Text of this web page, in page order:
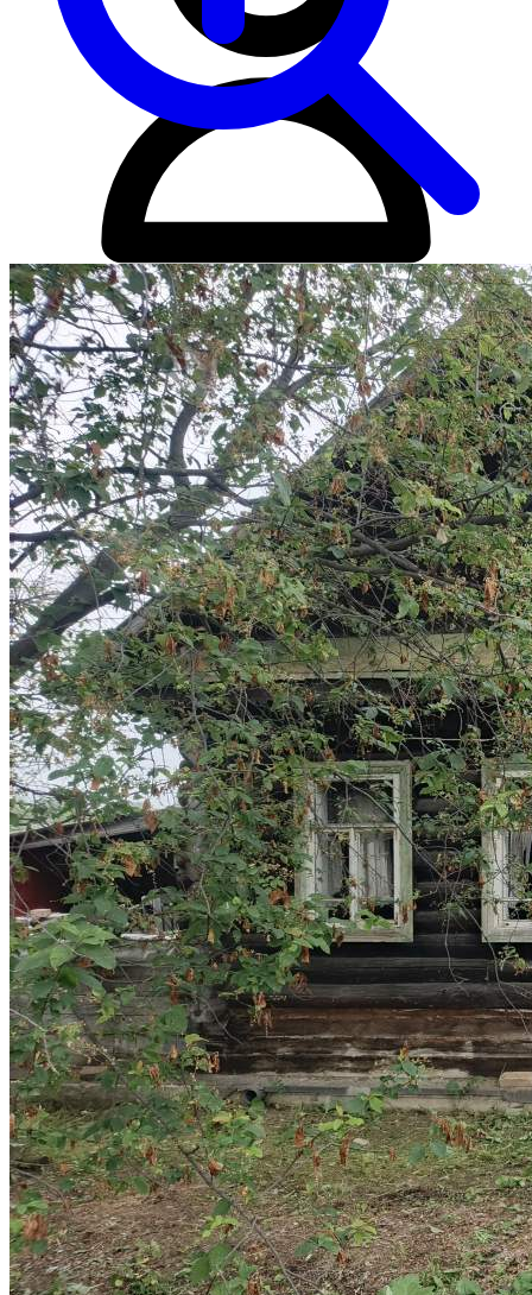
Личный кабинет
Управляйте объявлениями, отслеживайте
публикации и получайте сообщения
Войти или зарегистрироваться